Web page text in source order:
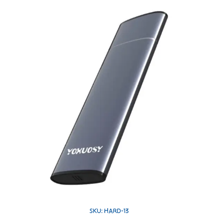
SKU: HARD-13